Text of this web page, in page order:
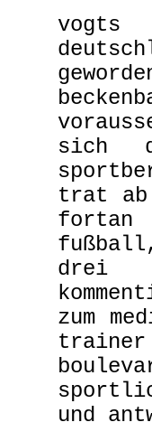
sich
trat ab
fortan
drei
zum
und